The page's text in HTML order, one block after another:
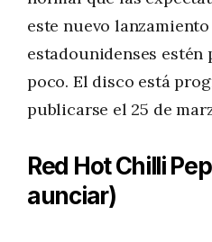
este nuevo
estadounidenses estén
poco. El disco está
publicarse el 25 de
Red Hot Chilli
aunciar)